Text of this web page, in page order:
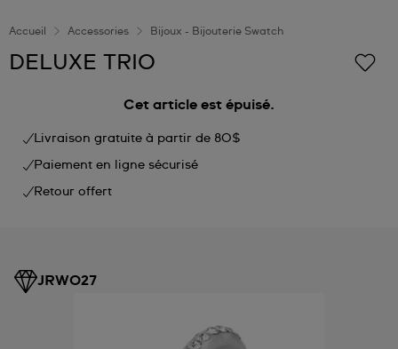
Accueil Accessories Bijoux - Bijouterie Swatch
DELUXE TRIO
Cet article est épuisé.
Livraison gratuite à partir de 80$
Paiement en ligne sécurisé
Retour offert
JRW027